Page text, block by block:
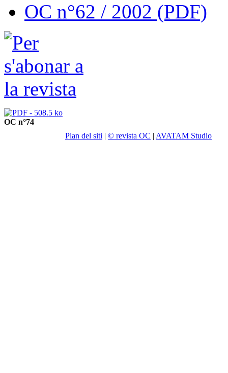
OC n°62 / 2002 (PDF)
OC n°74
Plan del siti | © revista OC | AVATAM Studio